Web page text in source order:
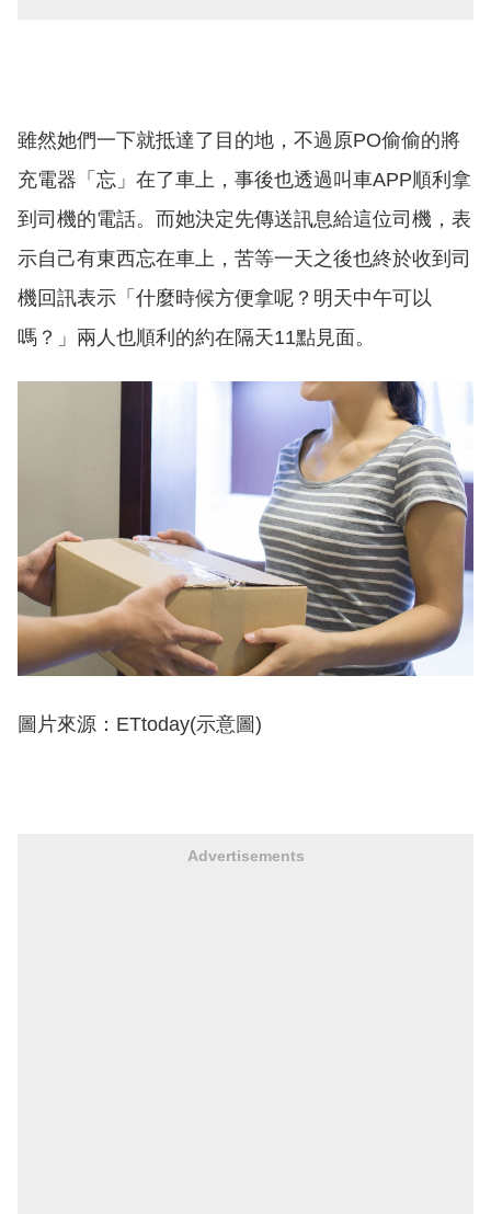
雖然她們一下就抵達了目的地，不過原PO偷偷的將
充電器「忘」在了車上，事後也透過叫車APP順利拿
到司機的電話。而她決定先傳送訊息給這位司機，表
示自己有東西忘在車上，苦等一天之後也終於收到司
機回訊表示「什麼時候方便拿呢？明天中午可以
嗎？」兩人也順利的約在隔天11點見面。
圖片來源：ETtoday(示意圖)
Advertisements